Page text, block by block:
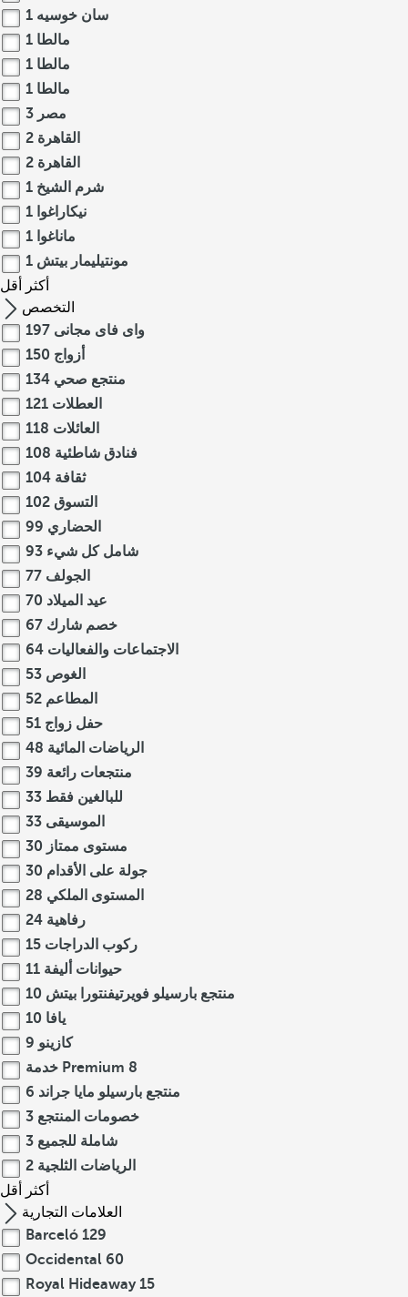
سان خوسيه 1
مالطا 1
مالطا 1
مالطا 1
مصر 3
القاهرة 2
القاهرة 2
شرم الشيخ 1
نيكاراغوا 1
ماناغوا 1
مونتيليمار بيتش 1
أكثر
أقل
التخصص
واى فاى مجانى 197
أزواج 150
منتجع صحي 134
العطلات 121
العائلات 118
فنادق شاطئية 108
ثقافة 104
التسوق 102
الحضاري 99
شامل كل شيء 93
الجولف 77
عيد الميلاد 70
خصم شارك 67
الاجتماعات والفعاليات 64
الغوص 53
المطاعم 52
حفل زواج 51
الرياضات المائية 48
منتجعات رائعة 39
للبالغين فقط 33
الموسيقى 33
مستوى ممتاز 30
جولة على الأقدام 30
المستوى الملكي 28
رفاهية 24
ركوب الدراجات 15
حيوانات أليفة 11
منتجع بارسيلو فويرتيفنتورا بيتش 10
يافا 10
كازينو 9
خدمة Premium 8
منتجع بارسيلو مايا جراند 6
خصومات المنتجع 3
شاملة للجميع 3
الرياضات الثلجية 2
أكثر
أقل
العلامات التجارية
Barceló 129
Occidental 60
Royal Hideaway 15